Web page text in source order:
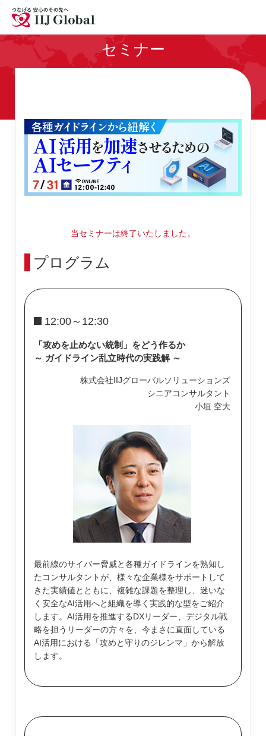
採用情報 お問い合わせ
セミナー
当セミナーは終了いたしました。
プログラム
12:00～12:30
「攻めを止めない統制」をどう作るか
～ ガイドライン乱立時代の実践解 ～
株式会社IIJグローバルソリューションズ
シニアコンサルタント
小垣 空大
最前線のサイバー脅威と各種ガイドラインを熟知し
たコンサルタントが、様々な企業様をサポートして
きた実績値とともに、複雑な課題を整理し、迷いな
く安全なAI活用へと組織を導く実践的な型をご紹介
します。AI活用を推進するDXリーダー、デジタル戦
略を担うリーダーの方々を、今まさに直面している
AI活用における「攻めと守りのジレンマ」から解放
します。